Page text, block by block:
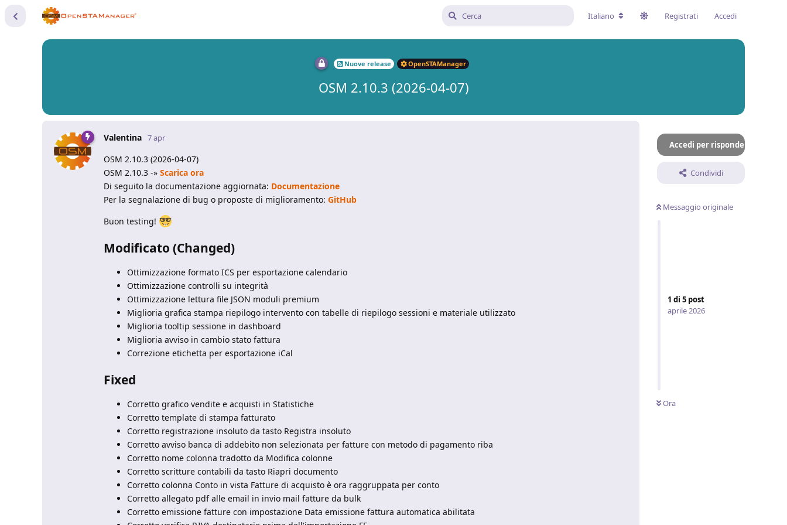
Italiano Registrati Accedi
Nuove release OpenSTAManager
OSM 2.10.3 (2026-04-07)
Accedi per rispondere
Condividi
Messaggio originale
1 di 5 post
aprile 2026
Ora
Valentina 7 apr
OSM 2.10.3 (2026-04-07)
OSM 2.10.3 -» Scarica ora
Di seguito la documentazione aggiornata: Documentazione
Per la segnalazione di bug o proposte di miglioramento: GitHub
Buon testing!
Modificato (Changed)
Ottimizzazione formato ICS per esportazione calendario
Ottimizzazione controlli su integrità
Ottimizzazione lettura file JSON moduli premium
Miglioria grafica stampa riepilogo intervento con tabelle di riepilogo sessioni e materiale utilizzato
Miglioria tooltip sessione in dashboard
Miglioria avviso in cambio stato fattura
Correzione etichetta per esportazione iCal
Fixed
Corretto grafico vendite e acquisti in Statistiche
Corretto template di stampa fatturato
Corretto registrazione insoluto da tasto Registra insoluto
Corretto avviso banca di addebito non selezionata per fatture con metodo di pagamento riba
Corretto nome colonna tradotto da Modifica colonne
Corretto scritture contabili da tasto Riapri documento
Corretto colonna Conto in vista Fatture di acquisto è ora raggruppata per conto
Corretto allegato pdf alle email in invio mail fatture da bulk
Corretto emissione fatture con impostazione Data emissione fattura automatica abilitata